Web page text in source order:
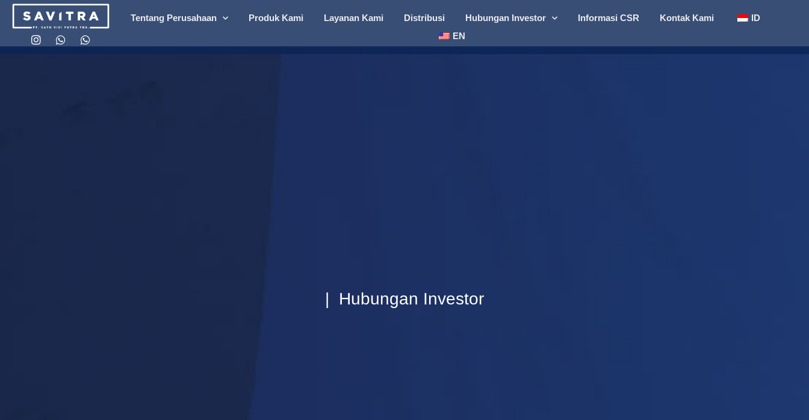
Tentang Perusahaan Produk Kami Layanan Kami Distribusi Hubungan Investor Informasi CSR Kontak Kami
ID
EN
| Hubungan Investor